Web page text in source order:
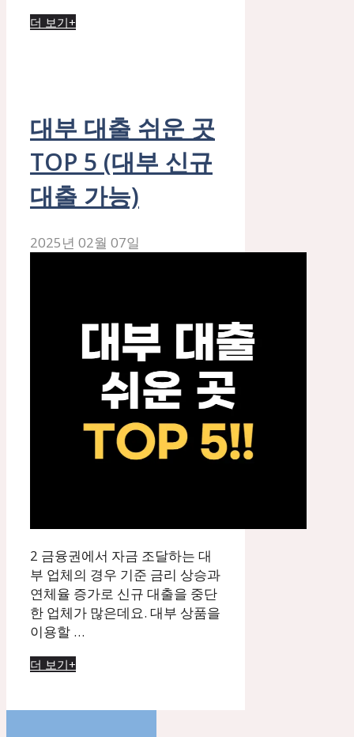
더 보기+
대부 대출 쉬운 곳
TOP 5 (대부 신규
대출 가능)
2025년 02월 07일
2 금융권에서 자금 조달하는 대
부 업체의 경우 기준 금리 상승과
연체율 증가로 신규 대출을 중단
한 업체가 많은데요. 대부 상품을
이용할 …
더 보기+